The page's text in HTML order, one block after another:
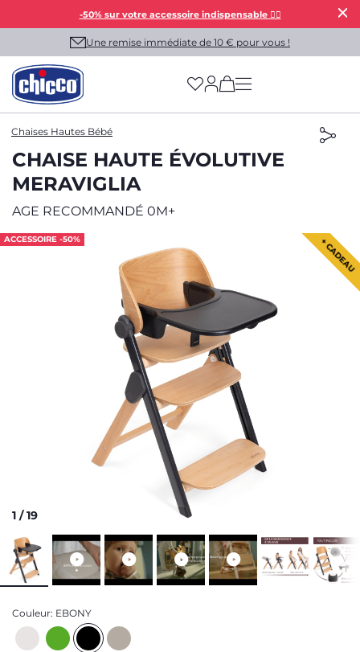
-50% sur votre accessoire indispensable 👯‍♀️
Une remise immédiate de 10 € pour vous !
(has more options
Chaises Hautes Bébé
CHAISE HAUTE ÉVOLUTIVE
MERAVIGLIA
AGE RECOMMANDÉ 0M+
+ CADEAU
ACCESSOIRE -50%
1 /19
Couleur: EBONY